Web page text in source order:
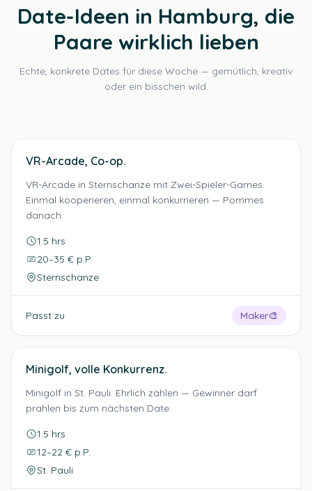
Date-Ideen in Hamburg, die
Paare wirklich lieben
Echte, konkrete Dates für diese Woche — gemütlich, kreativ
oder ein bisschen wild.
VR-Arcade, Co-op.
VR-Arcade in Sternschanze mit Zwei-Spieler-Games.
Einmal kooperieren, einmal konkurrieren — Pommes
danach.
1.5 hrs
20–35 € p.P.
Sternschanze
Passt zu Maker🎨
Minigolf, volle Konkurrenz.
Minigolf in St. Pauli. Ehrlich zählen — Gewinner darf
prahlen bis zum nächsten Date.
1.5 hrs
12–22 € p.P.
St. Pauli